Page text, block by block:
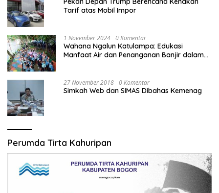
Tarif atas Mobil Impor
1 November 2024 0 Komentar
Wahana Ngalun Katulampa: Edukasi
Manfaat Air dan Penanganan Banjir dalam
27 November 2018 0 Komentar
Simkah Web dan SIMAS Dibahas Kemenag
Perumda Tirta Kahuripan